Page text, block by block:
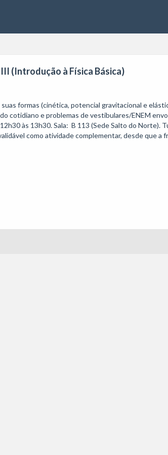
(Introdução à Física Básica)
formas (cinética, potencial gravitacional e
cotidiano e problemas de vestibulares/ENEM
às 13h30. Sala:  B 113 (Sede Salto do Norte).